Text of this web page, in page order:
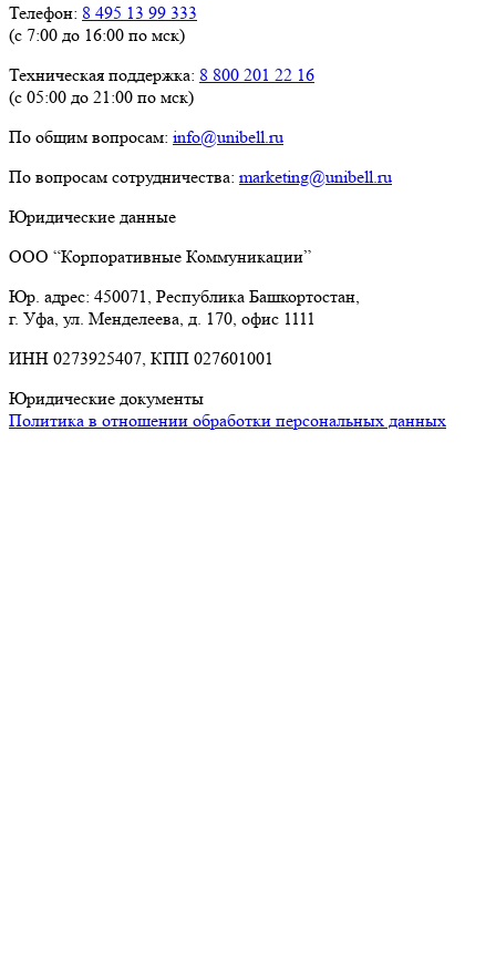
Телефон: 8 495 13 99 333
(с 7:00 до 16:00 по мск)
Техническая поддержка: 8 800 201 22 16
(с 05:00 до 21:00 по мск)
По общим вопросам: info@unibell.ru
По вопросам сотрудничества: marketing@unibell.ru
Юридические данные
ООО “Корпоративные Коммуникации”
Юр. адрес: 450071, Республика Башкортостан,
г. Уфа, ул. Менделеева, д. 170, офис 1111
ИНН 0273925407, КПП 027601001
Юридические документы
Политика в отношении обработки персональных данных